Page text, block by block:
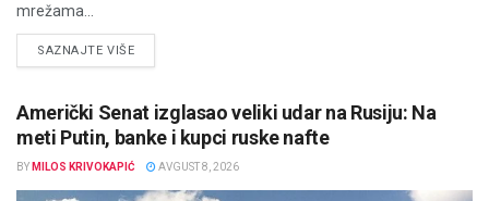
mrežama...
SAZNAJTE VIŠEDETAILS
Američki Senat izglasao veliki udar na Rusiju: Na
meti Putin, banke i kupci ruske nafte
BY MILOS KRIVOKAPIĆ AVGUST 8, 2026